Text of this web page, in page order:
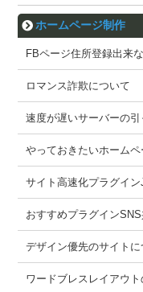
ホームページ制作
FBページ住所登録出来
ロマンス詐欺について
速度が遅いサーバーの
やっておきたいホームペ
サイト高速化プラグイ
おすすめプラグイン
デザイン優先のサイトに
ワードブレスレイアウ